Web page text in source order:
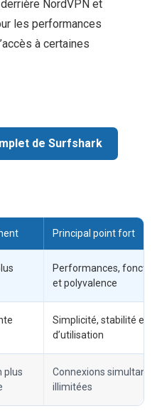
NordVPN et
les performances
à certaines
de Surfshark
Principal point fort
Performances,
et polyvalence
Simplicité, stabilité et
d’utilisation
plus
Connexions simultanées
illimitées